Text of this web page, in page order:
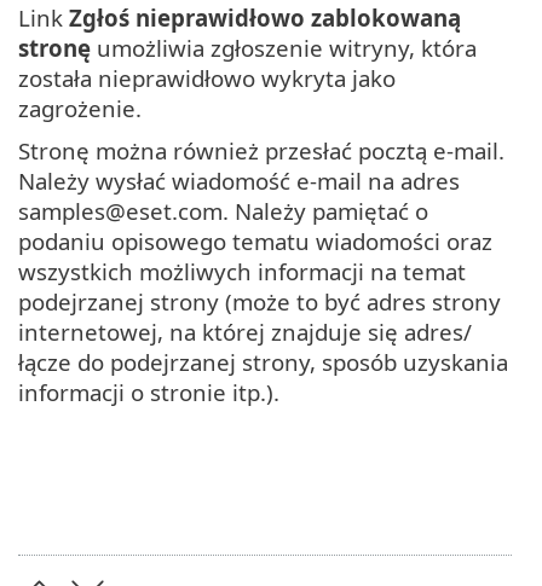
Link Zgłoś nieprawidłowo zablokowaną
stronę umożliwia zgłoszenie witryny, która
została nieprawidłowo wykryta jako
zagrożenie.
Stronę można również przesłać pocztą e-mail.
Należy wysłać wiadomość e-mail na adres
samples@eset.com. Należy pamiętać o
podaniu opisowego tematu wiadomości oraz
wszystkich możliwych informacji na temat
podejrzanej strony (może to być adres strony
internetowej, na której znajduje się adres/
łącze do podejrzanej strony, sposób uzyskania
informacji o stronie itp.).